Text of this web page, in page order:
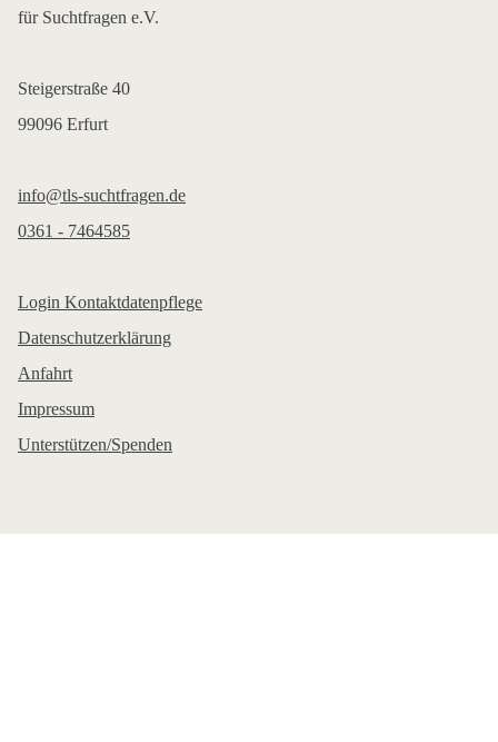
für Suchtfragen e.V.
Steigerstraße 40
99096 Erfurt
info@tls-suchtfragen.de
0361 - 7464585
Login Kontaktdatenpflege
Datenschutzerklärung
Anfahrt
Impressum
Unterstützen/Spenden